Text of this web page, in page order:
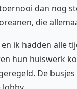
dan nog
die
ik hadden alle
hun huiswerk
De